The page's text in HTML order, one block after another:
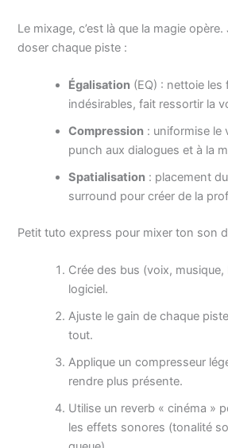
Le mixage, c’est là que la magie opère.
doser chaque piste :
Égalisation (EQ) : nettoie les
indésirables, fait ressortir la
Compression : uniformise le
punch aux dialogues et à la
Spatialisation : placement
surround pour créer de la
Petit tuto express pour mixer ton son
Crée des bus (voix,
logiciel.
Ajuste le gain de chaque
tout.
Applique un compresseur
rendre plus présente.
Utilise un reverb « cinéma »
les effets sonores (tonalité